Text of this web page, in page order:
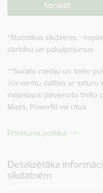
Noraidīt
*Statistikas sīkdatnes -
darbību un pakalpojumus.
**Sociālo mediju un trešo
Jūs varētu dalīties ar saturu
mājaslapai pievienoto trešo
Maps, PowerBI vai citus.
Privātuma politika
Detalizētāka
sīkdatnēm